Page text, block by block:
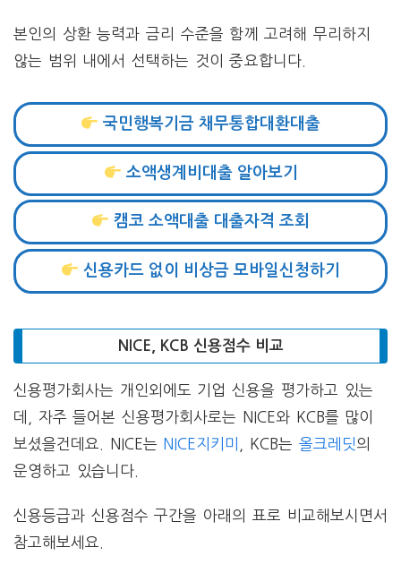
본인의 상환 능력과 금리 수준을 함께 고려해 무리하지
않는 범위 내에서 선택하는 것이 중요합니다.
국민행복기금 채무통합대환대출
소액생계비대출 알아보기
캠코 소액대출 대출자격 조회
신용카드 없이 비상금 모바일신청하기
NICE, KCB 신용점수 비교
신용평가회사는 개인외에도 기업 신용을 평가하고 있는
데, 자주 들어본 신용평가회사로는 NICE와 KCB를 많이
보셨을건데요. NICE는 NICE지키미 , KCB는 올크레딧의
운영하고 있습니다.
신용등급과 신용점수 구간을 아래의 표로 비교해보시면서
참고해보세요.